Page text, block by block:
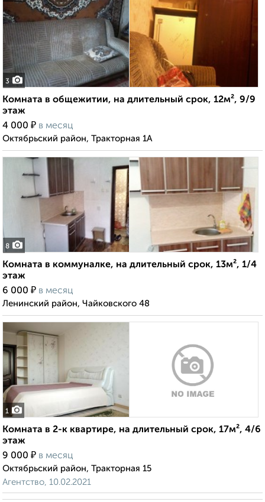
3
Комната в общежитии, на длительный срок, 12м², 9/9
этаж
4 000 ₽ в месяц
Октябрьский район, Тракторная 1А
8
Комната в коммуналке, на длительный срок, 13м², 1/4
этаж
6 000 ₽ в месяц
Ленинский район, Чайковского 48
1
Комната в 2-к квартире, на длительный срок, 17м², 4/6
этаж
9 000 ₽ в месяц
Октябрьский район, Тракторная 15
Агентство, 10.02.2021